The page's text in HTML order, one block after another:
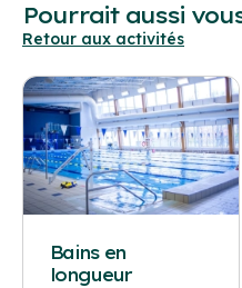
Pourrait aussi
Retour aux activités
Bains en
longueur